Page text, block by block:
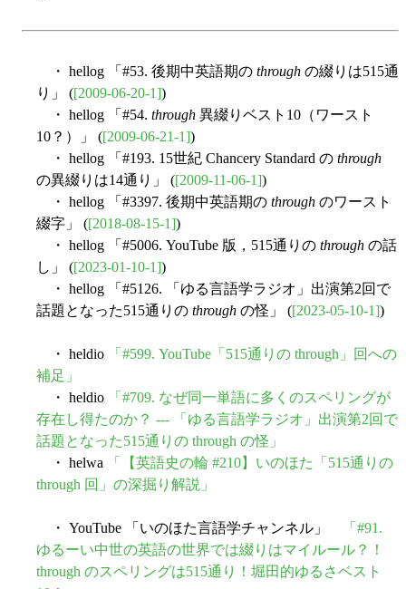
・ hellog 「#53. 後期中英語期の through の綴りは515通
り」 ([2009-06-20-1])
・ hellog 「#54. through 異綴りベスト10（ワースト
10？）」 ([2009-06-21-1])
・ hellog 「#193. 15世紀 Chancery Standard の through
の異綴りは14通り」 ([2009-11-06-1])
・ hellog 「#3397. 後期中英語期の through のワースト
綴字」 ([2018-08-15-1])
・ hellog 「#5006. YouTube 版，515通りの through の話
し」 ([2023-01-10-1])
・ hellog 「#5126. 「ゆる言語学ラジオ」出演第2回で
話題となった515通りの through の怪」 ([2023-05-10-1])
・ heldio
「#599. YouTube「515通りの through」回への
補足」
・ heldio
「#709. なぜ同一単語に多くのスペリングが
存在し得たのか？ --- 「ゆる言語学ラジオ」出演第2回で
話題となった515通りの through の怪」
・ helwa
「【英語史の輪 #210】いのほた「515通りの
through 回」の深掘り解説」
・ YouTube 「いのほた言語学チャンネル」
「#91.
ゆるーい中世の英語の世界では綴りはマイルール？！
through のスペリングは515通り！堀田的ゆるさベスト